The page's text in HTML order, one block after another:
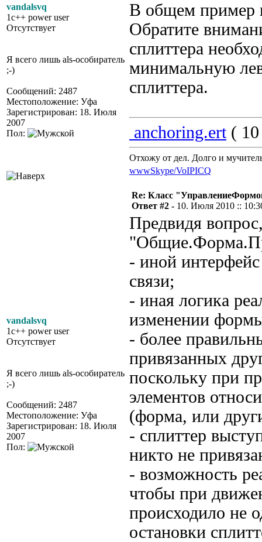
vandalsvq
1c++ power user
Отсутствует
Я всего лишь als-особиратель
;-)
Сообщений: 2487
Местоположение: Уфа
Зарегистрирован: 18. Июля
2007
Пол:
В общем пример
Обратите
сплиттера
минимальную
сплиттера.
anchoring.ert( 10
Отхожу от дел. Долго и
wwwSkype/VoIPICQ
vandalsvq
1c++ power user
Отсутствует
Я всего лишь als-особиратель
;-)
Сообщений: 2487
Местоположение: Уфа
Зарегистрирован: 18. Июля
2007
Пол:
Re: Класс
Ответ #2 - 10. Июля 2010 ::
Предвидя
- иной
связи;
- иная логика
изменении
- более
привязанных
поскольку при
элементов
(форма, или
- сплиттер
никто не
- возможность
чтобы при
происходило не
остановки